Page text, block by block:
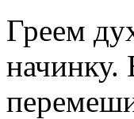
Греем
начинку.